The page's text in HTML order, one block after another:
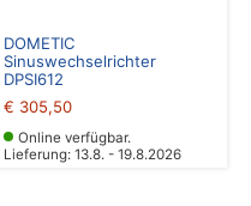
DOMETIC
Sinuswechselrichter
DPSI612
€ 305,50
Online verfügbar.
Lieferung: 13.8. - 19.8.2026